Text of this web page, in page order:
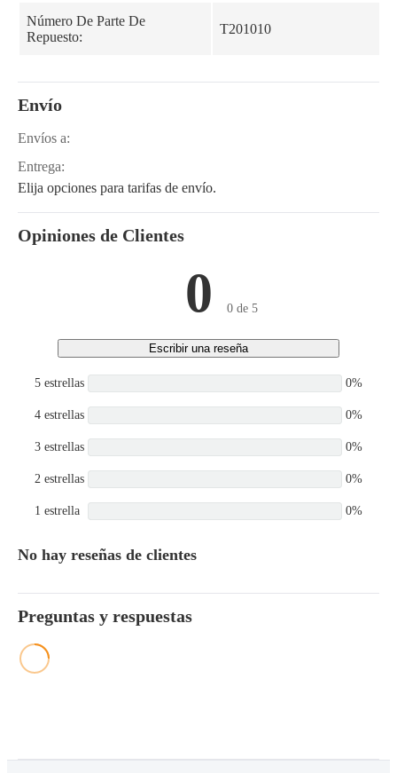
Número De Parte De
Repuesto:
T201010
Envío
Envíos a:
Entrega:
Elija opciones para tarifas de envío.
Opiniones de Clientes
0 0 de 5
Escribir una reseña
5 estrellas 0%
4 estrellas 0%
3 estrellas 0%
2 estrellas 0%
1 estrella 0%
No hay reseñas de clientes
Preguntas y respuestas